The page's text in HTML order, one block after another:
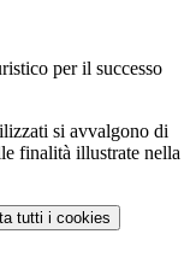
per il successo
si avvalgono di
finalità illustrate nella
tutti i cookies